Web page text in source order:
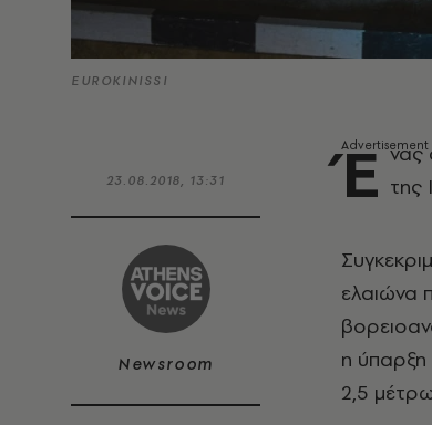
EUROKINISSI
23.08.2018, 13:31
Newsroom
Έ νας
της
ελαιώνα
η
2,5